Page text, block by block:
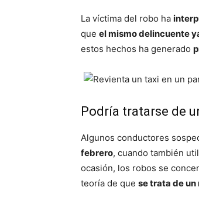
La víctima del robo ha
que el mismo delincuente
estos hechos ha generado
Podría tratarse de
Algunos conductores
febrero, cuando también
ocasión, los robos se
teoría de que se trata de